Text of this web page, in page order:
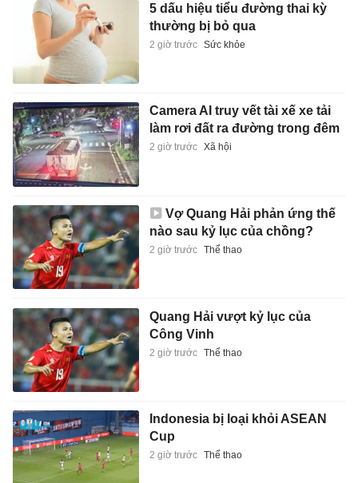
5 dấu hiệu tiểu đường thai kỳ
thường bị bỏ qua
2 giờ trước Sức khỏe
Camera AI truy vết tài xế xe tải
làm rơi đất ra đường trong đêm
2 giờ trước Xã hội
Vợ Quang Hải phản ứng thế
nào sau kỷ lục của chồng?
2 giờ trước Thể thao
Quang Hải vượt kỷ lục của
Công Vinh
2 giờ trước Thể thao
Indonesia bị loại khỏi ASEAN
Cup
2 giờ trước Thể thao